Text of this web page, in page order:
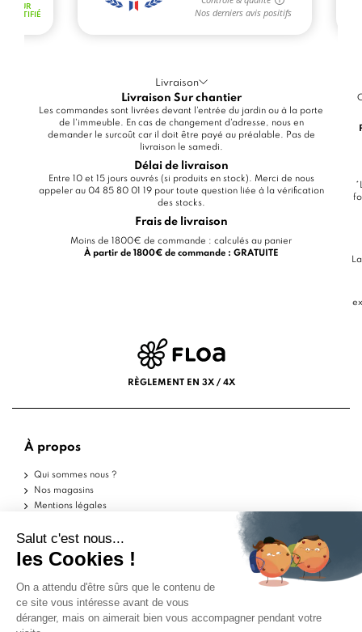
Livraison
Livraison Sur chantier
Les commandes sont livrées devant l'entrée du jardin ou à la porte
de l'immeuble. En cas de changement d'adresse, nous en
demander le surcoût car il doit être payé au préalable. Pas de
livraison le samedi.
Délai de livraison
Entre 10 et 15 jours ouvrés (si produits en stock). Merci de nous
appeler au 04 85 80 01 19 pour toute question liée à la vérification
des stocks.
Frais de livraison
Moins de 1800€ de commande : calculés au panier
À partir de 1800€ de commande : GRATUITE
RÈGLEMENT EN 3X / 4X
À propos
Qui sommes nous ?
Nos magasins
Mentions légales
Politique de confidentialité
Aide
Echantillons
Livraisons
Retours